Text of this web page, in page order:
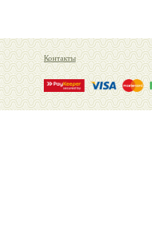
Контакты